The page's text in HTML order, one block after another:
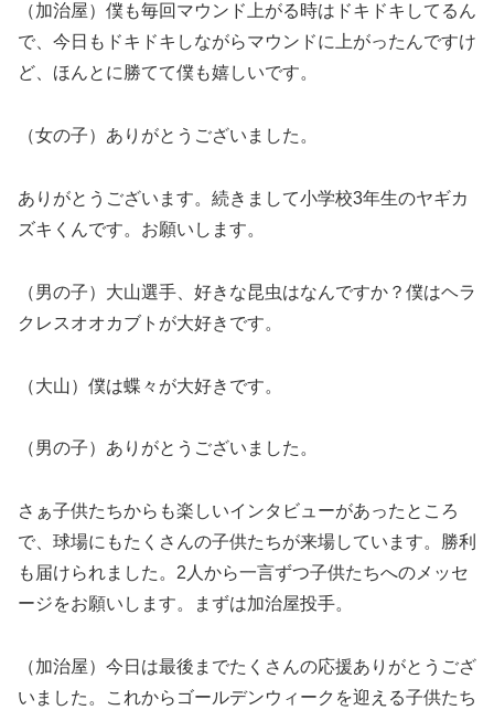
（加治屋）僕も毎回マウンド上がる時はドキドキしてるん
で、今日もドキドキしながらマウンドに上がったんですけ
ど、ほんとに勝てて僕も嬉しいです。
（女の子）ありがとうございました。
ありがとうございます。続きまして小学校3年生のヤギカ
ズキくんです。お願いします。
（男の子）大山選手、好きな昆虫はなんですか？僕はヘラ
クレスオオカブトが大好きです。
（大山）僕は蝶々が大好きです。
（男の子）ありがとうございました。
さぁ子供たちからも楽しいインタビューがあったところ
で、球場にもたくさんの子供たちが来場しています。勝利
も届けられました。2人から一言ずつ子供たちへのメッセ
ージをお願いします。まずは加治屋投手。
（加治屋）今日は最後までたくさんの応援ありがとうござ
いました。これからゴールデンウィークを迎える子供たち